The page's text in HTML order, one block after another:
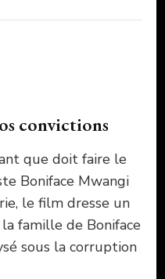
convictions
que doit faire le
Boniface Mwangi
le film dresse un
famille de Boniface
sous la corruption